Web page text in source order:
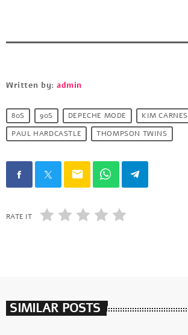
Written by:admin
80S 90S DEPECHE MODE
KIM CARNES
PAUL HARDCASTLE
THOMPSON TWINS
email
RATE IT
SIMILAR POSTS